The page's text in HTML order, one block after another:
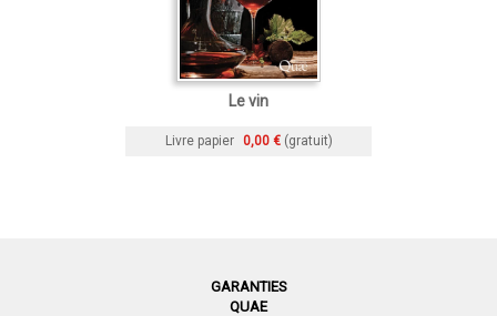
Le vin
Livre papier 0,00 € (gratuit)
GARANTIES
QUAE